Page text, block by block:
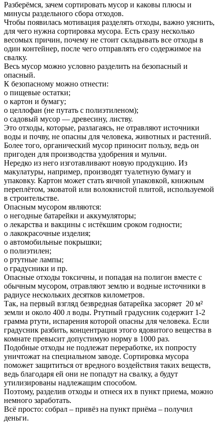
Разберёмся, зачем сортировать мусор и каковы плюсы и
минусы раздельного сбора отходов.
Чтобы появилась мотивация разделять отходы, важно уяснить,
для чего нужна сортировка мусора. Есть сразу несколько
весомых причин, почему не стоит складывать все отходы в
один контейнер, после чего отправлять его содержимое на
свалку.
Весь мусор можно условно разделить на безопасный и
опасный.
К безопасному можно отнести:
o пищевые остатки;
o картон и бумагу;
o целлофан (не путать с полиэтиленом);
o садовый мусор — древесину, листву.
Это отходы, которые, разлагаясь, не отравляют источники
воды и почву, не опасны для человека, животных и растений.
Более того, органический мусор приносит пользу, ведь он
пригоден для производства удобрения и мульчи.
Нередко из него изготавливают новую продукцию. Из
макулатуры, например, производят туалетную бумагу и
упаковку. Картон может стать яичной упаковкой, книжным
переплётом, эковатой или волокнистой плитой, используемой
в строительстве.
Опасным мусором являются:
o негодные батарейки и аккумуляторы;
o лекарства и вакцины с истёкшим сроком годности;
o лакокрасочные изделия;
o автомобильные покрышки;
o полиэтилен;
o ртутные лампы;
o градусники и пр.
Опасные отходы токсичны, и попадая на полигон вместе с
обычным мусором, отравляют землю и водные источники в
радиусе нескольких десятков километров.
Так, на первый взгляд безвредная батарейка засоряет 20 м²
земли и около 400 л воды. Ртутный градусник содержит 1-2
грамма ртути, испарения которой опасны для человека. Если
градусник разбить, концентрация этого ядовитого вещества в
комнате превысит допустимую норму в 1000 раз.
Подобные отходы не подлежат переработке, их попросту
уничтожат на специальном заводе. Сортировка мусора
поможет защититься от вредного воздействия таких веществ,
ведь благодаря ей они не попадут на свалку, а будут
утилизированы надлежащим способом.
Поэтому, разделив отходы и отнеся их в пункт приема, можно
немного заработать.
Всё просто: собрал – привёз на пункт приёма – получил
деньги.